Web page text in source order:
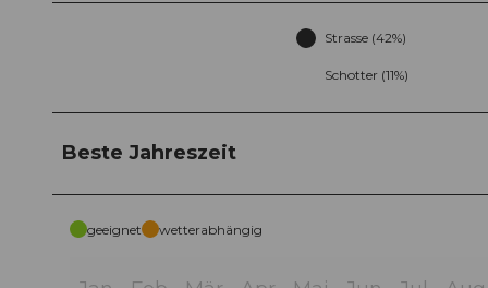
Strasse (42%)
Schotter (11%)
Beste Jahreszeit
geeignet wetterabhängig